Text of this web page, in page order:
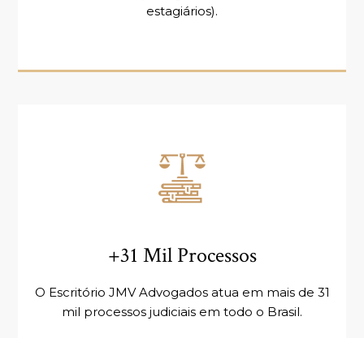
estagiários).
+31 Mil Processos
O Escritório JMV Advogados atua em mais de 31
mil processos judiciais em todo o Brasil.